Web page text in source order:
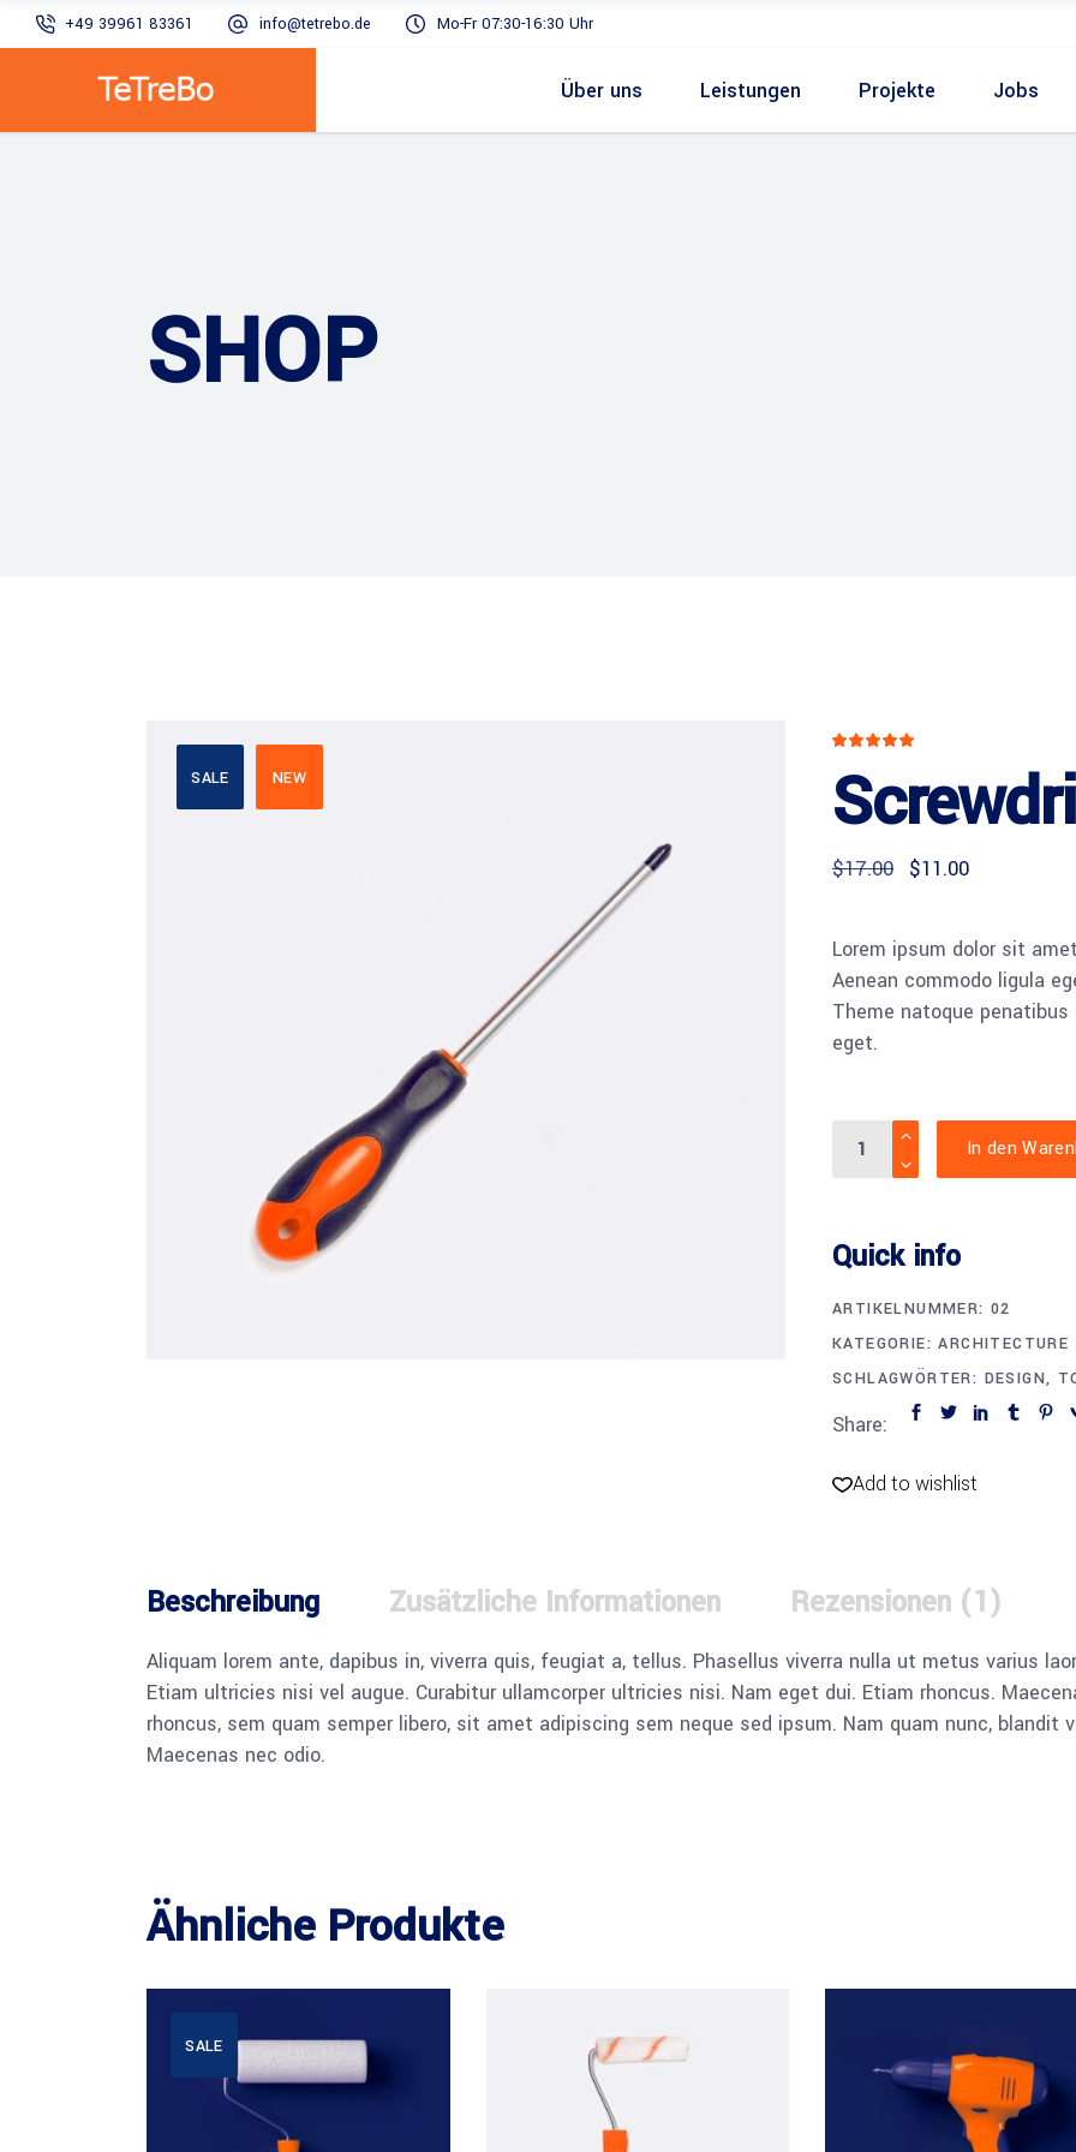
+49 39961 83361 info@tetrebo.de Mo-Fr 07:30-16:30 Uhr
Über uns Leistungen Projekte Jobs
SHOP
SALE NEW
von
5,
basierend
auf
$17.00 Ursprünglicher
$11.00Aktueller
Lorem ipsum dolor sit
Aenean commodo ligula
Theme natoque
eget.
Screwdriver
quantity
In den
Quick info
ARTIKELNUMMER:02
KATEGORIE:ARCHITECTURE
SCHLAGWÖRTER: DESIGN,
Share:
Add to wishlist
Beschreibung Zusätzliche Informationen Rezensionen (1)
Aliquam lorem ante, dapibus in, viverra quis, feugiat a, tellus. Phasellus viverra nulla ut metus varius
Etiam ultricies nisi vel augue. Curabitur ullamcorper ultricies nisi. Nam eget dui. Etiam rhoncus.
rhoncus, sem quam semper libero, sit amet adipiscing sem neque sed ipsum. Nam quam nunc, blandit
Maecenas nec odio.
Ähnliche Produkte
SALE